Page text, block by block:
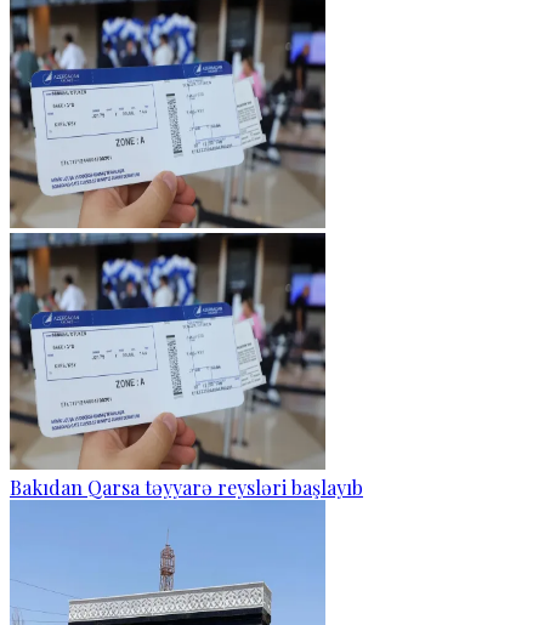
Bakıdan Qarsa təyyarə reysləri başlayıb